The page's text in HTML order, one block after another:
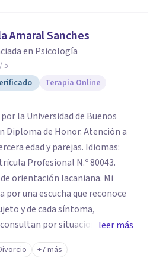
Amaral Sanches
en Psicología
/ 5
Terapia Online
la Universidad de Buenos
de Honor. Atención a
edad y parejas. Idiomas:
Profesional N.º 80043.
orientación lacaniana. Mi
una escucha que reconoce
y de cada síntoma,
por situaciones de
vínculos, inhibiciones,
subjetivos y otros
leer más
+7 más